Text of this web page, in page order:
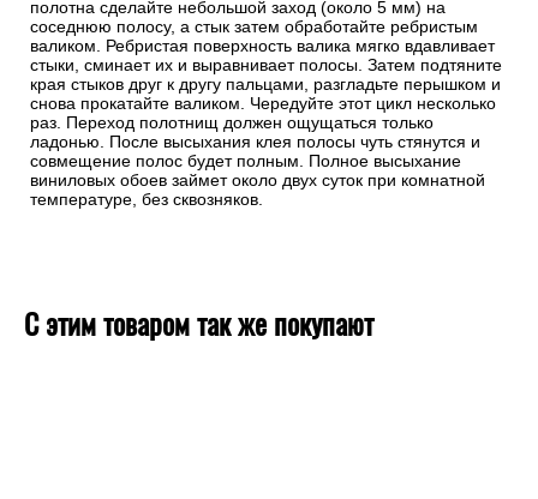
полотна сделайте небольшой заход (около 5 мм) на
соседнюю полосу, а стык затем обработайте ребристым
валиком. Ребристая поверхность валика мягко вдавливает
стыки, сминает их и выравнивает полосы. Затем подтяните
края стыков друг к другу пальцами, разгладьте перышком и
снова прокатайте валиком. Чередуйте этот цикл несколько
раз. Переход полотнищ должен ощущаться только
ладонью. После высыхания клея полосы чуть стянутся и
совмещение полос будет полным. Полное высыхание
виниловых обоев займет около двух суток при комнатной
температуре, без сквозняков.
С этим товаром так же покупают